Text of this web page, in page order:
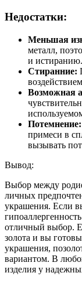
Недостатки:
Меньшая
металл,
и истиранию.
Стиранние:
Возможная
Потемнение:
примеси в
вызывать
Вывод:
Выбор между
личных
украшения. Если
отличный выбор.
золота и вы
украшения,
вариантом. В
изделия у